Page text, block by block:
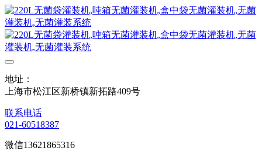
地址：
上海市松江区新桥镇新拓路409号
联系电话
021-60518387
微信13621865316